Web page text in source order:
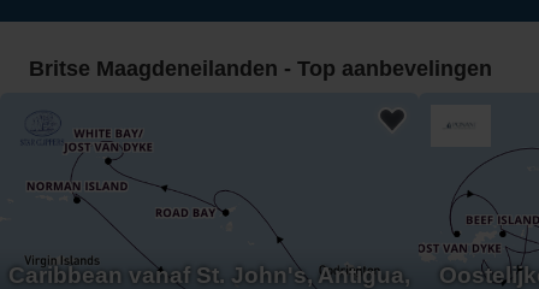
Britse Maagdeneilanden - Top aanbevelingen
Caribbean vanaf St. John's, Antigua,